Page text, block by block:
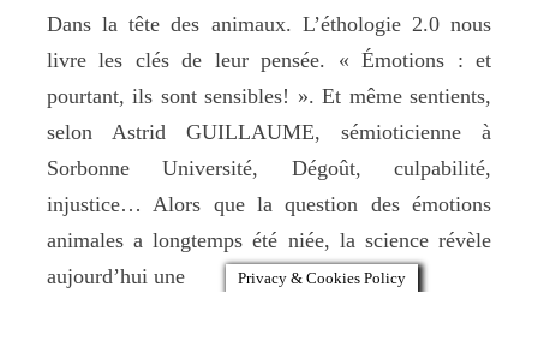
Dans la tête des animaux. L’éthologie 2.0 nous
livre les clés de leur pensée. « Émotions : et
pourtant, ils sont sensibles! ». Et même sentients,
selon Astrid GUILLAUME, sémioticienne à
Sorbonne Université, Dégoût, culpabilité,
injustice… Alors que la question des émotions
animales a longtemps été niée, la science révèle
aujourd’hui une
Privacy & Cookies Policy